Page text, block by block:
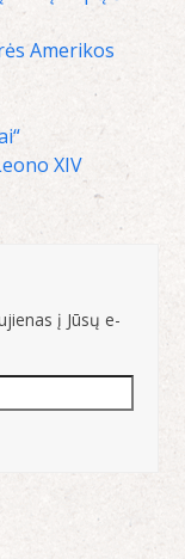
Amerikos
XIV
į Jūsų e-